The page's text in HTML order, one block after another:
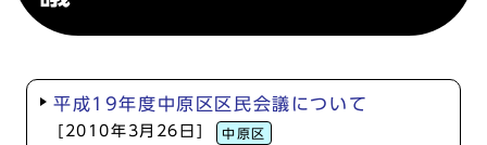
平成19年度中原区区民会議について
[2010年3月26日] 中原区